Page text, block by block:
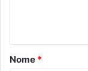
o
Nome *